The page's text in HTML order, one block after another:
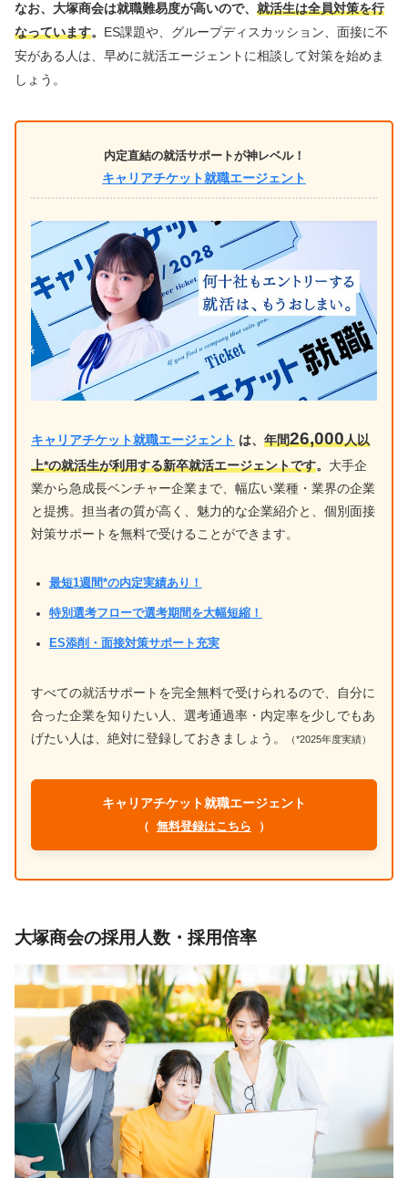
なお、大塚商会は就職難易度が高いので、 就活生は全員対策を行
なっています。 ES課題や、グループディスカッション、面接に不
安がある人は、早めに就活エージェントに相談して対策を始めま
しょう。
内定直結の就活サポートが神レベル！
キャリアチケット就職エージェント
キャリアチケット就職エージェント は、 年間26,000人以
上*の就活生が利用する新卒就活エージェントです。 大手企
業から急成長ベンチャー企業まで、幅広い業種・業界の企業
と提携。担当者の質が高く、魅力的な企業紹介と、個別面接
対策サポートを無料で受けることができます。
最短1週間*の内定実績あり！
特別選考フローで選考期間を大幅短縮！
ES添削・面接対策サポート充実
すべての就活サポートを完全無料で受けられるので、自分に
合った企業を知りたい人、選考通過率・内定率を少しでもあ
げたい人は、絶対に登録しておきましょう。
（*2025年度実績）
キャリアチケット就職エージェント
（ 無料登録はこちら ）
大塚商会の採用人数・採用倍率